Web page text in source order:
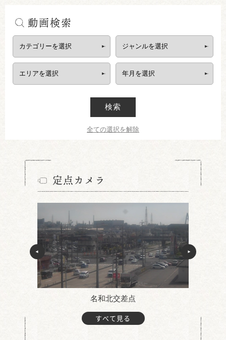
動画検索
検索
全ての選択を解除
定点カメラ
名和北交差点
すべて見る